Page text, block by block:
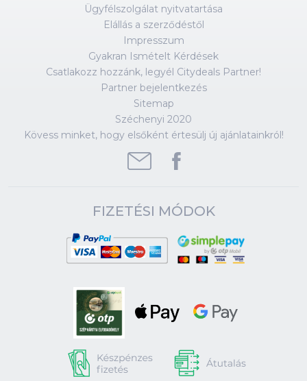
Ügyfélszolgálat nyitvatartása
Elállás a szerződéstől
Impresszum
Gyakran Ismételt Kérdések
Csatlakozz hozzánk, legyél Citydeals Partner!
Partner bejelentkezés
Sitemap
Széchenyi 2020
Kövess minket, hogy elsőként értesülj új ajánlatainkról!
FIZETÉSI MÓDOK